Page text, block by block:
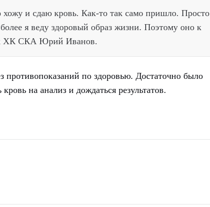
хожу и сдаю кровь. Как-то так само пришло. Просто
я веду здоровый образ жизни. Поэтому оно к
ХК СКА Юрий Иванов.
по здоровью. Достаточно было
на анализ и дождаться результатов.